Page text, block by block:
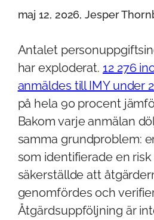
maj 12, 2026, Jesper
Antalet
har exploderat. 12 276
anmäldes till IMY under
på hela 90 procent
Bakom varje anmälan
samma grundproblem:
som identifierade en
säkerställde att
genomfördes och
Åtgärdsuppföljning är